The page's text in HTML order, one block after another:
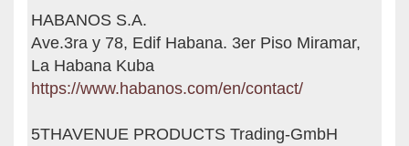
HABANOS S.A.
Ave.3ra y 78, Edif Habana. 3er Piso Miramar,
La Habana Kuba
https://www.habanos.com/en/contact/
5THAVENUE PRODUCTS Trading-GmbH